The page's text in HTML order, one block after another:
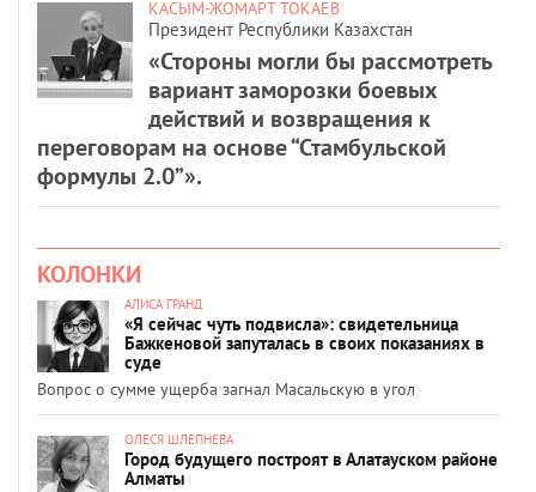
КАСЫМ-ЖОМАРТ ТОКАЕВ
Президент Республики Казахстан
«Стороны могли бы рассмотреть
вариант заморозки боевых
действий и возвращения к
переговорам на основе “Стамбульской
формулы 2.0”».
КОЛОНКИ
АЛИСА ГРАНД
«Я сейчас чуть подвисла»: свидетельница
Бажкеновой запуталась в своих показаниях в
суде
Вопрос о сумме ущерба загнал Масальскую в угол
ОЛЕСЯ ШЛЕПНЕВА
Город будущего построят в Алатауском районе
Алматы